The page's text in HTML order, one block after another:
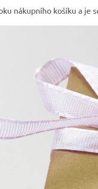
nákupního košíku a je